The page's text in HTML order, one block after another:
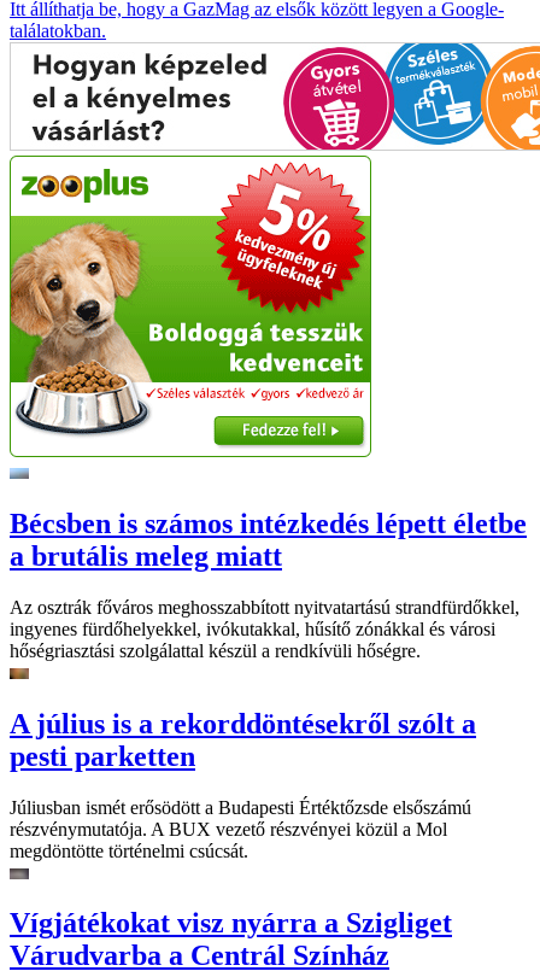
Itt állíthatja be, hogy a GazMag az elsők között legyen a Google-
találatokban.
Bécsben is számos intézkedés lépett életbe
a brutális meleg miatt
Az osztrák főváros meghosszabbított nyitvatartású strandfürdőkkel,
ingyenes fürdőhelyekkel, ivókutakkal, hűsítő zónákkal és városi
hőségriasztási szolgálattal készül a rendkívüli hőségre.
A július is a rekorddöntésekről szólt a
pesti parketten
Júliusban ismét erősödött a Budapesti Értéktőzsde elsőszámú
részvénymutatója. A BUX vezető részvényei közül a Mol
megdöntötte történelmi csúcsát.
Vígjátékokat visz nyárra a Szigliget
Várudvarba a Centrál Színház